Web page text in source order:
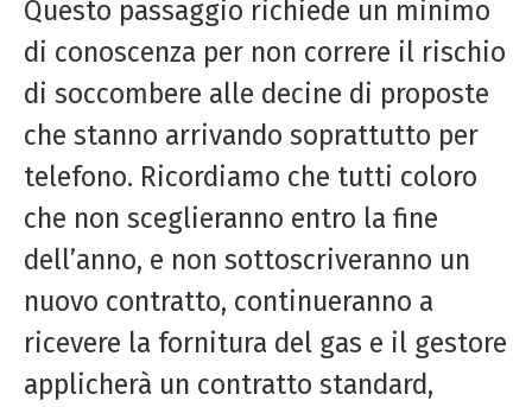
Questo passaggio richiede un minimo
di conoscenza per non correre il rischio
di soccombere alle decine di proposte
che stanno arrivando soprattutto per
telefono. Ricordiamo che tutti coloro
che non sceglieranno entro la fine
dell’anno, e non sottoscriveranno un
nuovo contratto, continueranno a
ricevere la fornitura del gas e il gestore
applicherà un contratto standard,